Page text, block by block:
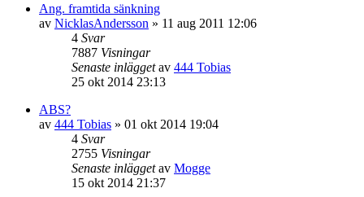
Ang. framtida sänkning
av NicklasAndersson » 11 aug 2011 12:06
4 Svar
7887 Visningar
Senaste inläggetav 444 Tobias
25 okt 2014 23:13
ABS?
av 444 Tobias » 01 okt 2014 19:04
4 Svar
2755 Visningar
Senaste inläggetav Mogge
15 okt 2014 21:37